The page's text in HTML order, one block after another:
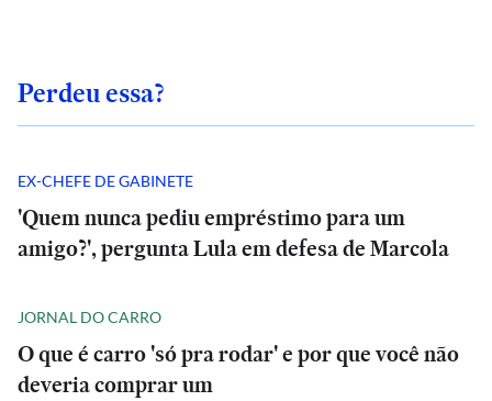
Perdeu essa?
EX-CHEFE DE GABINETE
'Quem nunca pediu empréstimo para um
amigo?', pergunta Lula em defesa de Marcola
JORNAL DO CARRO
O que é carro 'só pra rodar' e por que você não
deveria comprar um